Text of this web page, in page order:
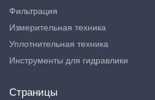
Фильтрация
Измерительная техника
Уплотнительная техника
Инструменты для гидравлики
Страницы